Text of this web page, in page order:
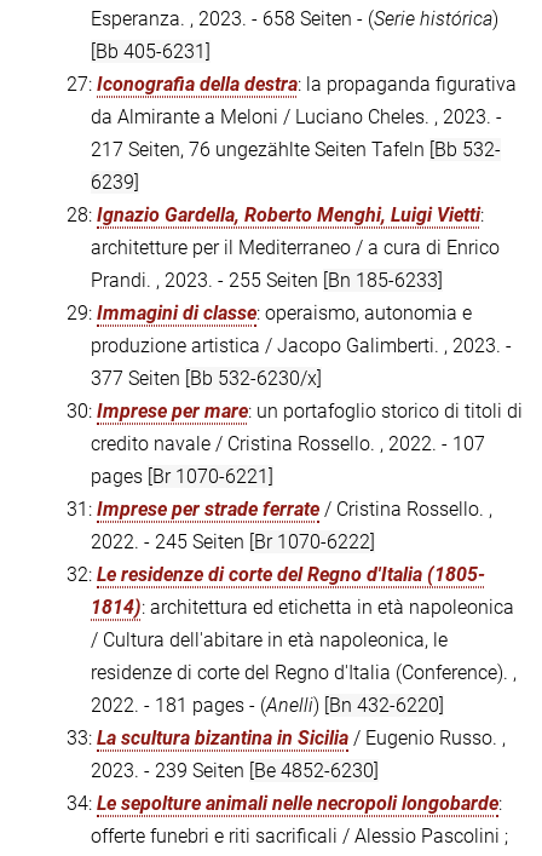
Esperanza. , 2023. - 658 Seiten - (Serie histórica)
[Bb 405-6231]
27: Iconografia della destra: la propaganda figurativa
da Almirante a Meloni / Luciano Cheles. , 2023. -
217 Seiten, 76 ungezählte Seiten Tafeln [Bb 532-
6239]
28: Ignazio Gardella, Roberto Menghi, Luigi Vietti:
architetture per il Mediterraneo / a cura di Enrico
Prandi. , 2023. - 255 Seiten [Bn 185-6233]
29: Immagini di classe: operaismo, autonomia e
produzione artistica / Jacopo Galimberti. , 2023. -
377 Seiten [Bb 532-6230/x]
30: Imprese per mare: un portafoglio storico di titoli di
credito navale / Cristina Rossello. , 2022. - 107
pages [Br 1070-6221]
31: Imprese per strade ferrate / Cristina Rossello. ,
2022. - 245 Seiten [Br 1070-6222]
32: Le residenze di corte del Regno d'Italia (1805-
1814): architettura ed etichetta in età napoleonica
/ Cultura dell'abitare in età napoleonica, le
residenze di corte del Regno d'Italia (Conference). ,
2022. - 181 pages - (Anelli) [Bn 432-6220]
33: La scultura bizantina in Sicilia / Eugenio Russo. ,
2023. - 239 Seiten [Be 4852-6230]
34: Le sepolture animali nelle necropoli longobarde:
offerte funebri e riti sacrificali / Alessio Pascolini ;